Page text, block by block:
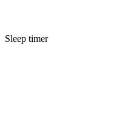
Sleep timer